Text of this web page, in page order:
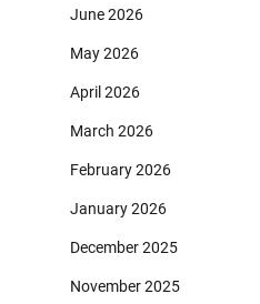
June 2026
May 2026
April 2026
March 2026
February 2026
January 2026
December 2025
November 2025